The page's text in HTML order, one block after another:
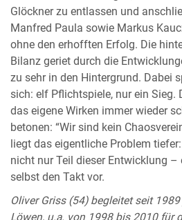
Glöckner zu entlassen und
Manfred Paula sowie Markus
ohne den erhofften Erfolg. Die
Bilanz geriet durch die
zu sehr in den Hintergrund. Dabei
sich: elf Pflichtspiele, nur ein Sieg.
das eigene Wirken immer wieder
betonen: “Wir sind kein
liegt das eigentliche Problem
nicht nur Teil dieser Entwicklung –
selbst den Takt vor.
Oliver Griss (54) begleitet seit
Löwen, u.a. von 1998 bis 2010 für